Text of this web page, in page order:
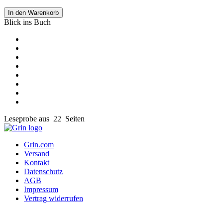
In den Warenkorb
Blick ins Buch
Leseprobe aus 22 Seiten
Grin.com
Versand
Kontakt
Datenschutz
AGB
Impressum
Vertrag widerrufen